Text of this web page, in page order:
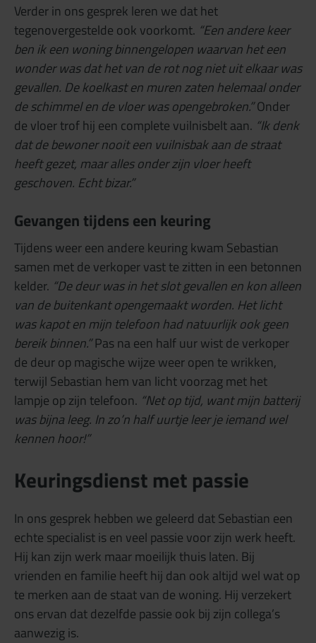
Verder in ons gesprek leren we dat het
tegenovergestelde ook voorkomt. “Een andere keer
ben ik een woning binnengelopen waarvan het een
wonder was dat het van de rot nog niet uit elkaar was
gevallen. De koelkast en muren zaten helemaal onder
de schimmel en de vloer was opengebroken.”Onder
de vloer trof hij een complete vuilnisbelt aan. “Ik denk
dat de bewoner nooit een vuilnisbak aan de straat
heeft gezet, maar alles onder zijn vloer heeft
geschoven. Echt bizar.”
Gevangen tijdens een keuring
Tijdens weer een andere keuring kwam Sebastian
samen met de verkoper vast te zitten in een betonnen
kelder. “De deur was in het slot gevallen en kon alleen
van de buitenkant opengemaakt worden. Het licht
was kapot en mijn telefoon had natuurlijk ook geen
bereik binnen.”Pas na een half uur wist de verkoper
de deur op magische wijze weer open te wrikken,
terwijl Sebastian hem van licht voorzag met het
lampje op zijn telefoon. “Net op tijd, want mijn batterij
was bijna leeg. In zo’n half uurtje leer je iemand wel
kennen hoor!”
Keuringsdienst met passie
In ons gesprek hebben we geleerd dat Sebastian een
echte specialist is en veel passie voor zijn werk heeft.
Hij kan zijn werk maar moeilijk thuis laten. Bij
vrienden en familie heeft hij dan ook altijd wel wat op
te merken aan de staat van de woning. Hij verzekert
ons ervan dat dezelfde passie ook bij zijn collega’s
aanwezig is.